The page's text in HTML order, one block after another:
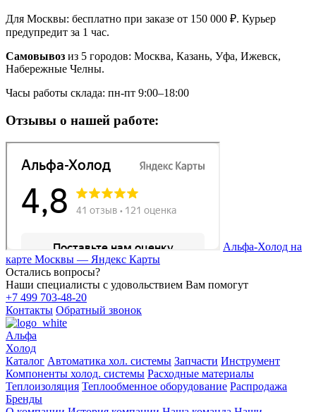
Для Москвы: бесплатно при заказе от 150 000 ₽. Курьер
предупредит за 1 час.
Самовывоз из 5 городов: Москва, Казань, Уфа, Ижевск,
Набережные Челны.
Часы работы склада: пн-пт 9:00–18:00
Отзывы о нашей работе:
Альфа-Холод на
карте Москвы — Яндекс Карты
Остались вопросы?
Наши специалисты с удовольствием Вам помогут
+7 499 703-48-20
Контакты Обратный звонок
Альфа
Холод
Каталог Автоматика хол. системы Запчасти Инструмент
Компоненты холод. системы Расходные материалы
Теплоизоляция Теплообменное оборудование Распродажа
Бренды